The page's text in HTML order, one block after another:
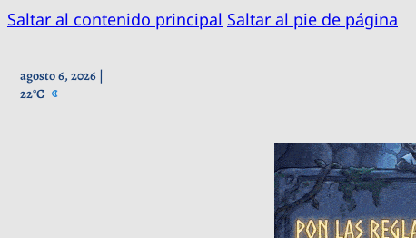
Saltar al contenido principal Saltar al pie de página
agosto 6, 2026 |
22°C